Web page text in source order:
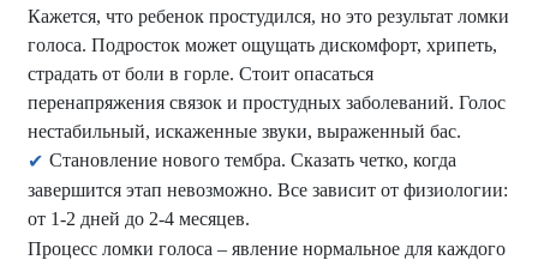
Кажется, что ребенок простудился, но это результат ломки
голоса. Подросток может ощущать дискомфорт, хрипеть,
страдать от боли в горле. Стоит опасаться
перенапряжения связок и простудных заболеваний. Голос
нестабильный, искаженные звуки, выраженный бас.
Становление нового тембра. Сказать четко, когда
завершится этап невозможно. Все зависит от физиологии:
от 1-2 дней до 2-4 месяцев.
Процесс ломки голоса – явление нормальное для каждого